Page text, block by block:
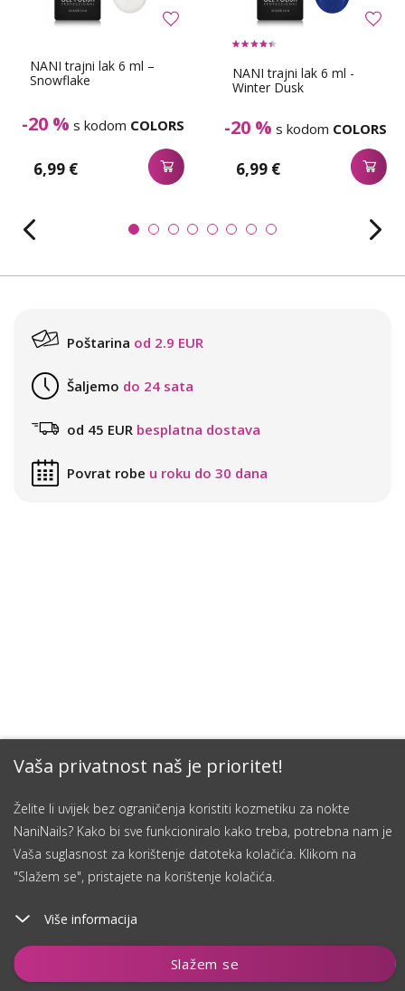
Vaša privatnost naš je prioritet!
Želite li uvijek bez ograničenja koristiti kozmetiku za nokte
NaniNails? Kako bi sve funkcioniralo kako treba, potrebna nam je
Vaša suglasnost za korištenje datoteka kolačića. Klikom na
"Slažem se", pristajete na korištenje kolačića.
Više informacija
Slažem se
Dodaj u košaricu
NANI trajni lak 6 ml –
Snowflake
-20 % s kodom COLORS
6,99 €
NANI trajni lak 6 ml -
Winter Dusk
-20 % s kodom COLORS
6,99 €
Poštarina od 2.9 EUR
Šaljemo do 24 sata
od 45 EUR besplatna dostava
Povrat robe u roku do 30 dana